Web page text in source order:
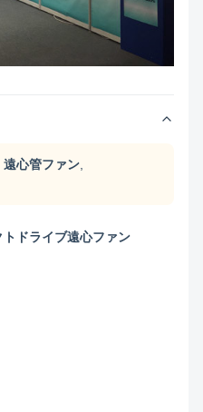
遠心管ファン
ドライブ遠心ファン